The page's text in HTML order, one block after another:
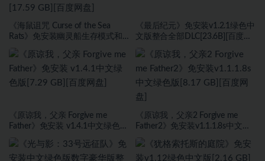
《海鼠诅咒 Curse of the Sea
Rats》免安装幽灵船生存模式和
GB][百度网盘]
《最后纪元》免安装v1.2.1绿色中
文版整合全部DLC[23.6B][百度网
《原谅我，父亲 Forgive me
Father》免安装 v1.4.1中文绿色版
《原谅我，父亲2 Forgive me
Father2》免安装v1.1.1.8s中文绿